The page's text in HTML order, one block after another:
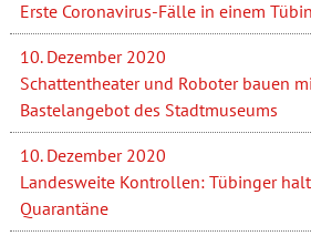
Erste Coronavirus-Fälle in einem
10. Dezember 2020
Schattentheater und Roboter bauen
Bastelangebot des Stadtmuseums
10. Dezember 2020
Landesweite Kontrollen: Tübinger
Quarantäne